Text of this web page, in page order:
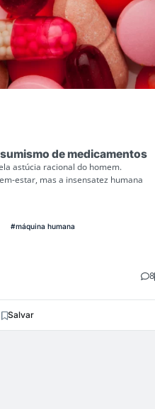
de medicamentos
astúcia racional do homem.
estar, mas a insensatez humana
#máquina humana
8
Salvar